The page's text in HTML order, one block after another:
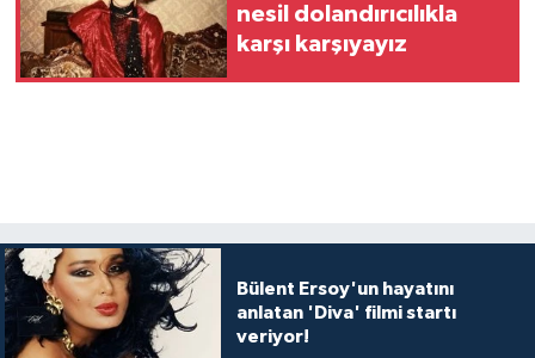
nesil dolandırıcılıkla
karşı karşıyayız
Bülent Ersoy'un hayatını
anlatan 'Diva' filmi startı
veriyor!